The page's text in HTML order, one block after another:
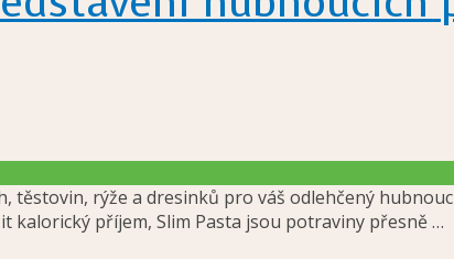
těstovin, rýže a dresinků pro váš odlehčený
kalorický příjem, Slim Pasta jsou potraviny přesně …